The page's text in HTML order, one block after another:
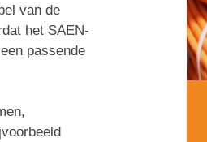
van de
het SAEN-
passende